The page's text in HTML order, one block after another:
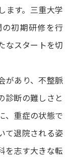
ます。三重大学
初期研修を行
なスタートを切
があり、不整脈
診断の難しさと
、重症の状態で
て退院される姿
を志す大きな転